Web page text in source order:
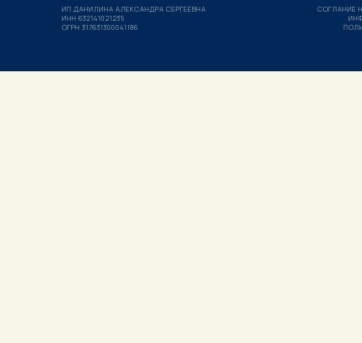
ИП ДАНИЛИНА АЛЕКСАНДРА СЕРГЕЕВНА
ИНН 632141021235
ОГРН 317631300041186
СОГЛАНИЕ